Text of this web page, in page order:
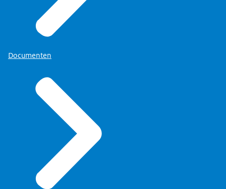
Documenten